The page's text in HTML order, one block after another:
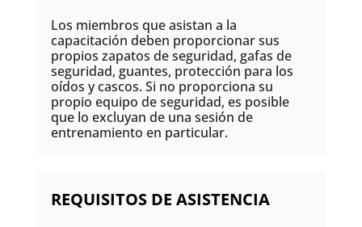
Los miembros que asistan a la
capacitación deben proporcionar sus
propios zapatos de seguridad, gafas de
seguridad, guantes, protección para los
oídos y cascos. Si no proporciona su
propio equipo de seguridad, es posible
que lo excluyan de una sesión de
entrenamiento en particular.
REQUISITOS DE ASISTENCIA